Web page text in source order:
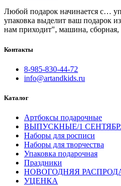
Любой подарок начинается с…
упаковка выделит ваш подарок
нам приходит", машина, сборная,
Контакты
8-985-830-44-72
info@artandkids.ru
Каталог
Артбоксы подарочные
ВЫПУСКНЫЕ/1
Наборы для росписи
Наборы для творчества
Упаковка подарочная
Праздники
НОВОГОДНЯЯ
УЦЕНКА